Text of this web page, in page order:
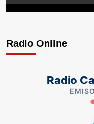
Radio Online
Radio